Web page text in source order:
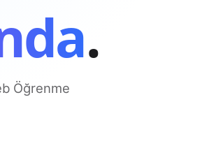
.
Öğrenme